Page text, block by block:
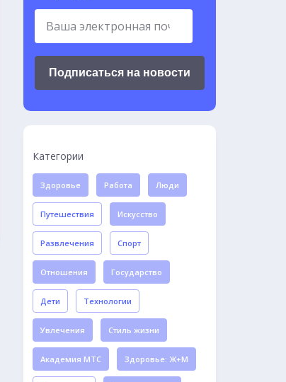
Подписаться на новости
Категории
Здоровье Работа Люди
Путешествия Искусство
Развлечения Спорт
Отношения Государство
Дети Технологии
Увлечения Стиль жизни
Академия МТС Здоровье: Ж+М